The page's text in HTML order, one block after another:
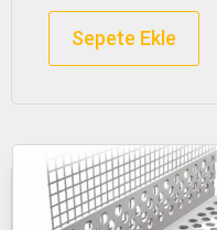
Sepete Ekle